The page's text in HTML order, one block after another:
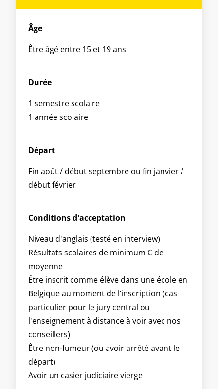
Âge
Être âgé entre 15 et 19 ans
Durée
1 semestre scolaire
1 année scolaire
Départ
Fin août / début septembre ou fin janvier /
début février
Conditions d'acceptation
Niveau d'anglais (testé en interview)
Résultats scolaires de minimum C de
moyenne
Être inscrit comme élève dans une école en
Belgique au moment de l’inscription (cas
particulier pour le jury central ou
l'enseignement à distance à voir avec nos
conseillers)
Être non-fumeur (ou avoir arrêté avant le
départ)
Avoir un casier judiciaire vierge